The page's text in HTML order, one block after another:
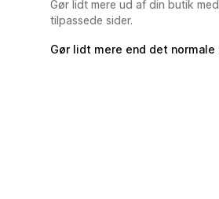
Gør lidt mere ud af din butik med
tilpassede sider.
Gør lidt mere end det normale